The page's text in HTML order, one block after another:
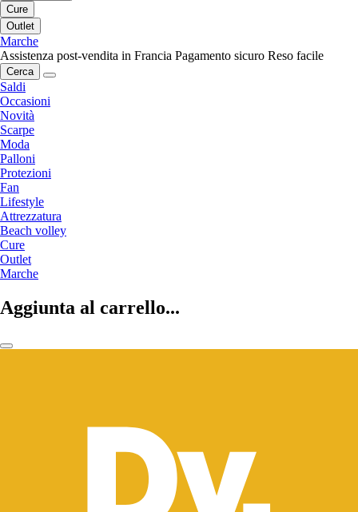
Cure
Outlet
Marche
Assistenza post-vendita in Francia Pagamento sicuro Reso facile
Cerca
Saldi
Occasioni
Novità
Scarpe
Moda
Palloni
Protezioni
Fan
Lifestyle
Attrezzatura
Beach volley
Cure
Outlet
Marche
Aggiunta al carrello...